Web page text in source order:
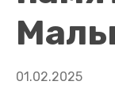
01.02.2025